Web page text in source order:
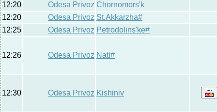
12:20
Odesa Privoz Chornomors'k
12:20
Odesa Privoz St.Akkarzha#
12:25
Odesa Privoz Petrodolins'ke#
12:26 Odesa Privoz Nati#
12:30 Odesa Privoz Kishiniv